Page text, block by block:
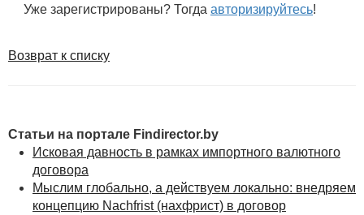
Уже зарегистрированы? Тогда авторизируйтесь!
Возврат к списку
Статьи на портале Findirector.by
Исковая давность в рамках импортного валютного
договора
Мыслим глобально, а действуем локально: внедряем
концепцию Nachfrist (нахфрист) в договор